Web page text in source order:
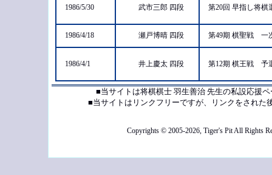
1986/5/30 武市三郎 四段 第20回 早指し将
1986/4/18 瀬戸博晴 四段 第49期 棋聖戦 一
1986/4/1 井上慶太 四段 第12期 棋王戦
■当サイトは将棋棋士 羽生善治 先生の私設応援
■当サイトはリンクフリーですが、リンクをされた
Copyrights © 2005-2026, Tiger's Pit All Rights